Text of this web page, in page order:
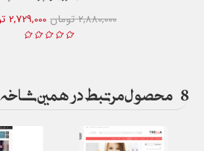
2,729,000 تومان
2,880,000 تومان
8 محصول مرتبط در همین شاخه